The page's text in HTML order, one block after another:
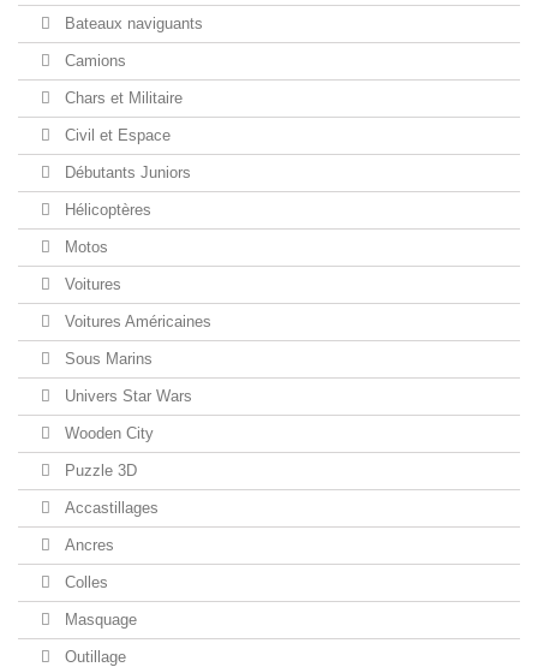
Bateaux naviguants
Camions
Chars et Militaire
Civil et Espace
Débutants Juniors
Hélicoptères
Motos
Voitures
Voitures Américaines
Sous Marins
Univers Star Wars
Wooden City
Puzzle 3D
Accastillages
Ancres
Colles
Masquage
Outillage